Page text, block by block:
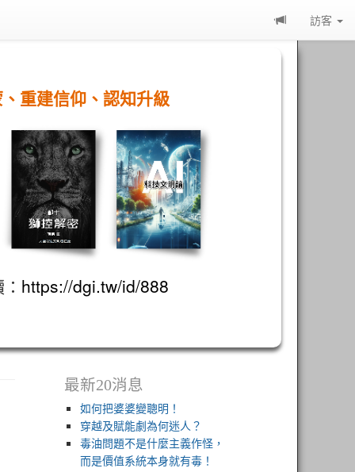
訪客
重建信仰、認知升級
https://dgi.tw/id/888
最新20消息
如何把婆婆變聰明！
穿越及賦能劇為何迷人？
毒油問題不是什麼主義作怪，
而是價值系統本身就有毒！